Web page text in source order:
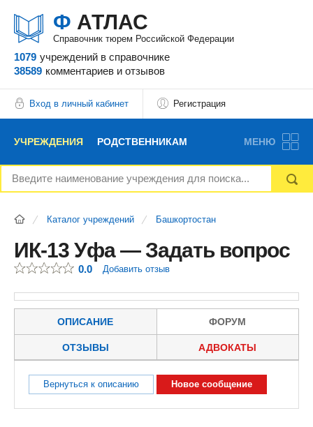
Ф АТЛАС
Справочник тюрем Российской Федерации
1079 учреждений в справочнике
38589 комментариев и отзывов
Вход в личный кабинет Регистрация
УЧРЕЖДЕНИЯ РОДСТВЕННИКАМ
НОВОСТИ БЛОГ АДВОКАТЫ
РЕКЛАМОДАТЕЛЯМ
МЕНЮ
Каталог учреждений Башкортостан
ИК-13 Уфа — Задать вопрос
0.0 Добавить отзыв
ОПИСАНИЕ ФОРУМ
ОТЗЫВЫ АДВОКАТЫ
Вернуться к описанию Новое сообщение